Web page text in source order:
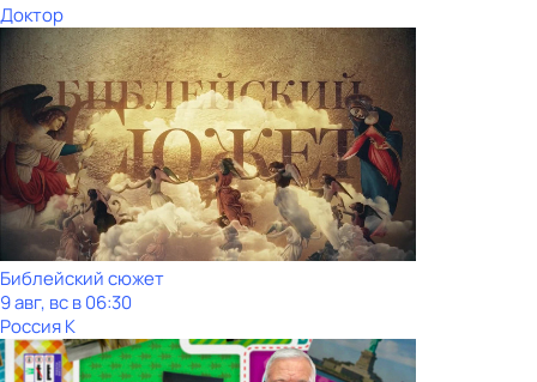
Доктор
Библейский сюжет
9 авг, вс в 06:30
Россия К